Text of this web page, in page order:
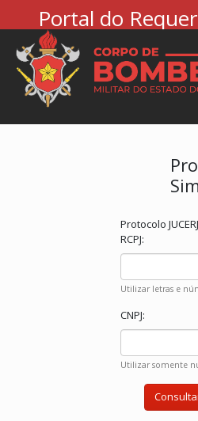
Portal do
Protocolo
RCPJ:
Utilizar letras e
CNPJ:
Utilizar somente